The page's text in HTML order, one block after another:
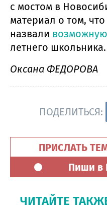
с мостом в
материал о том,
назвали
летнего школьника.
Оксана ФЕДОРОВА
ПОДЕЛИТЬСЯ:
ПРИСЛАТЬ
Пиши в
ЧИТАЙТЕ